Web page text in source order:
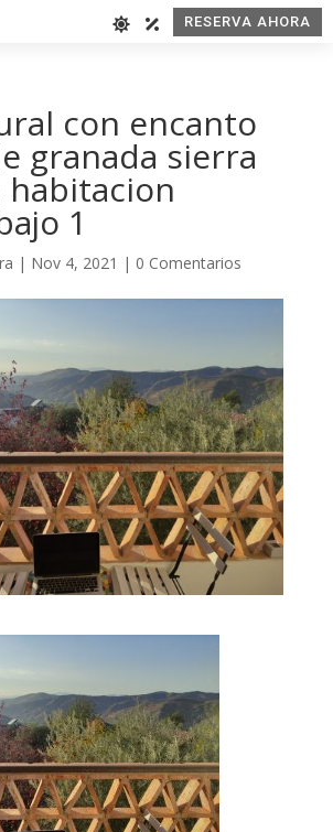
RESERVA AHORA
con encanto
granada sierra
habitacion
1
| Nov 4, 2021 | 0 Comentarios